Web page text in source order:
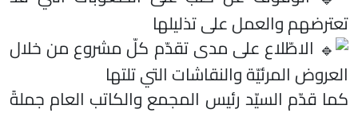
تعترضهم والعمل على تذليلها
الاطّلاع على مدى تقدّم كلّ مشروع من خلال
العروض المرئيّة والنقاشات التي تلتها
كما قدّم السيّد رئيس المجمع والكاتب العام جملةً